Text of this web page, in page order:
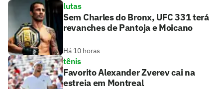
lutas
Sem Charles do Bronx, UFC 331 terá
revanches de Pantoja e Moicano
Há 10 horas
tênis
Favorito Alexander Zverev cai na
estreia em Montreal